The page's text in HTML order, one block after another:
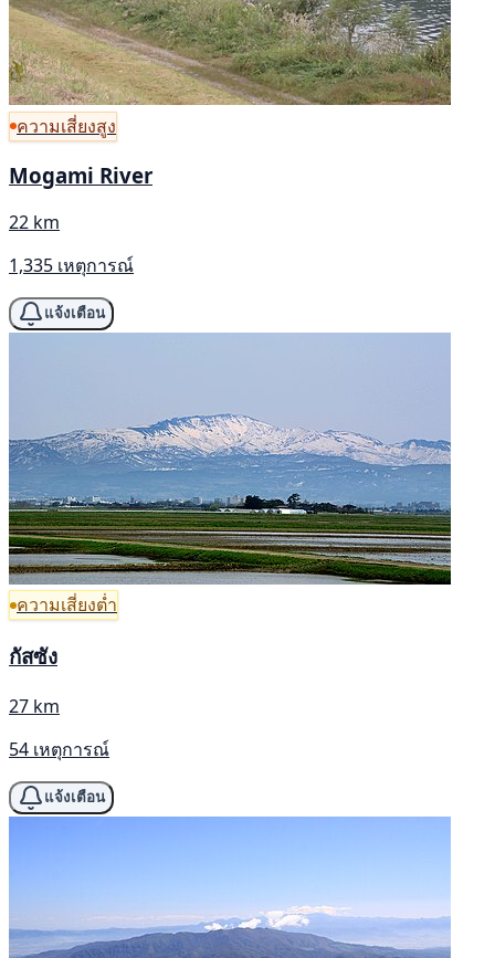
ความเสี่ยงสูง
Mogami River
22 km
1,335 เหตุการณ์
แจ้งเตือน
ความเสี่ยงต่ำ
กัสซัง
27 km
54 เหตุการณ์
แจ้งเตือน